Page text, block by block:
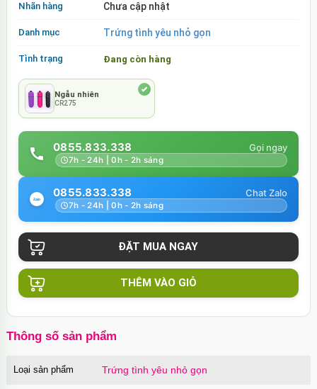
Nhãn hàng Chưa cập nhật
Danh mục Trứng tình yêu nhỏ gọn
Tình trạng Đang còn hàng
Ngẫu nhiên
CR275
0855.833.338
7h - 24h | 0h - 2h sáng
0855.833.338
7h - 24h | 0h - 2h sáng
THÊM VÀO GIỎ
Thông số sản phẩm
Loại sản phẩm Trứng tình yêu nhỏ gọn